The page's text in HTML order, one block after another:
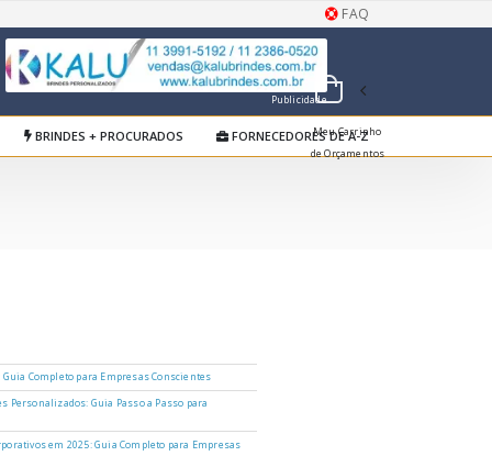
FAQ
Publicidade
Meu Carrinho
de Orçamentos
BRINDES + PROCURADOS FORNECEDORES DE A-Z
Completo para Empresas Conscientes
Personalizados: Guia Passo a Passo para
em 2025: Guia Completo para Empresas